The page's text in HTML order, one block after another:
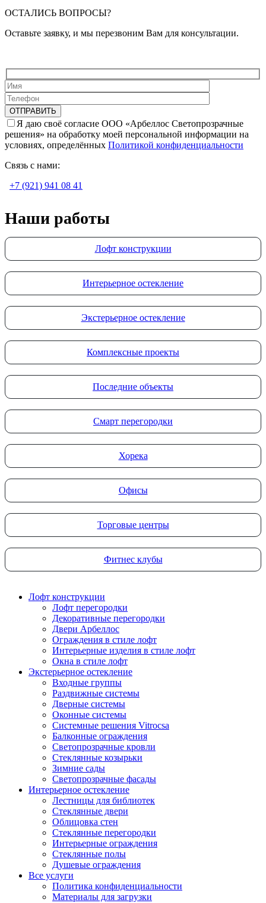
ОСТАЛИСЬ ВОПРОСЫ?
Оставьте заявку, и мы перезвоним Вам для консультации.
Я даю своё согласие ООО «Арбеллос Светопрозрачные
решения» на обработку моей персональной информации на
условиях, определённых Политикой конфиденциальности
Связь с нами:
+7 (921) 941 08 41
Наши работы
Лофт конструкции
Интерьерное остекление
Экстерьерное остекление
Комплексные проекты
Последние объекты
Смарт перегородки
Хорека
Офисы
Торговые центры
Фитнес клубы
Лофт конструкции
Лофт перегородки
Декоративные перегородки
Двери Арбеллос
Ограждения в стиле лофт
Интерьерные изделия в стиле лофт
Окна в стиле лофт
Экстерьерное остекление
Входные группы
Раздвижные системы
Дверные системы
Оконные системы
Системные решения Vitrocsa
Балконные ограждения
Светопрозрачные кровли
Стеклянные козырьки
Зимние сады
Светопрозрачные фасады
Интерьерное остекление
Лестницы для библиотек
Стеклянные двери
Облицовка стен
Стеклянные перегородки
Интерьерные ограждения
Стеклянные полы
Душевые ограждения
Все услуги
Политика конфиденциальности
Материалы для загрузки